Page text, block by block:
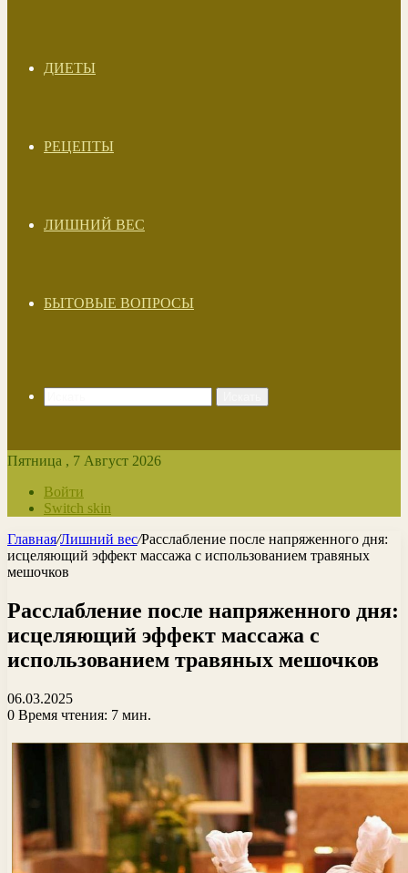
ДИЕТЫ
РЕЦЕПТЫ
ЛИШНИЙ ВЕС
БЫТОВЫЕ ВОПРОСЫ
Пятница , 7 Август 2026
Войти
Switch skin
Главная/Лишний вес/Расслабление после напряженного дня:
исцеляющий эффект массажа с использованием травяных
мешочков
Расслабление после напряженного дня:
исцеляющий эффект массажа с
использованием травяных мешочков
06.03.2025
0 Время чтения: 7 мин.